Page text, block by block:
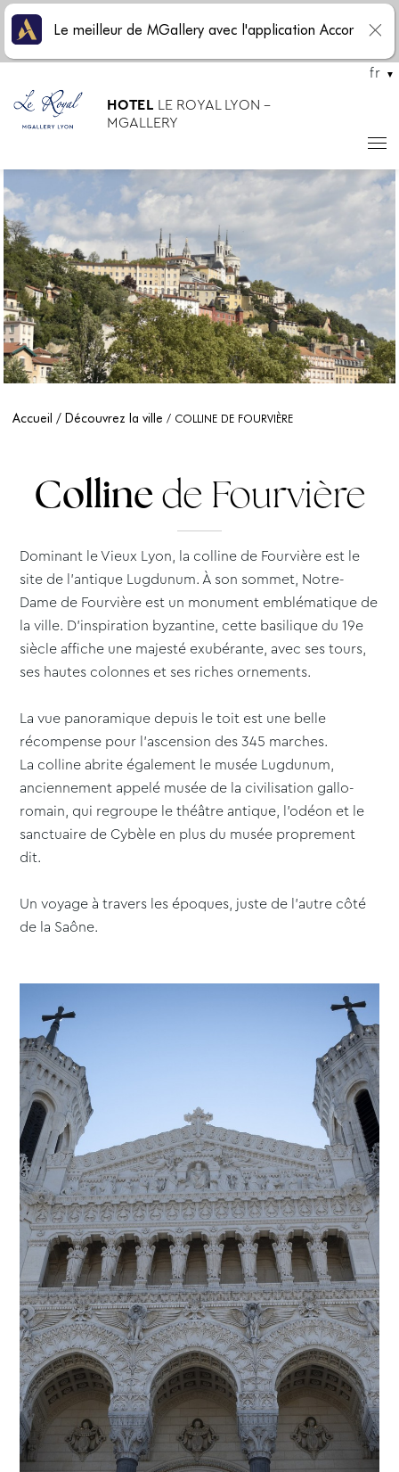
HOTEL LE ROYAL LYON -
MGALLERY
fr
Accueil Découvrez la ville COLLINE DE FOURVIÈRE
Collinede Fourvière
Dominant le Vieux Lyon, la colline de Fourvière est le
site de l’antique Lugdunum. À son sommet, Notre-
Dame de Fourvière est un monument emblématique de
la ville. D’inspiration byzantine, cette basilique du 19e
siècle affiche une majesté exubérante, avec ses tours,
ses hautes colonnes et ses riches ornements.
La vue panoramique depuis le toit est une belle
récompense pour l’ascension des 345 marches.
La colline abrite également le musée Lugdunum,
anciennement appelé musée de la civilisation gallo-
romain, qui regroupe le théâtre antique, l’odéon et le
sanctuaire de Cybèle en plus du musée proprement
dit.
Un voyage à travers les époques, juste de l’autre côté
de la Saône.
Le meilleur de MGallery avec l'application Accor